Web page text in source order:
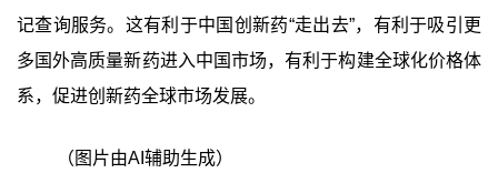
记查询服务。这有利于中国创新药“走出去”，有利于吸引更
多国外高质量新药进入中国市场，有利于构建全球化价格体
系，促进创新药全球市场发展。
（图片由AI辅助生成）